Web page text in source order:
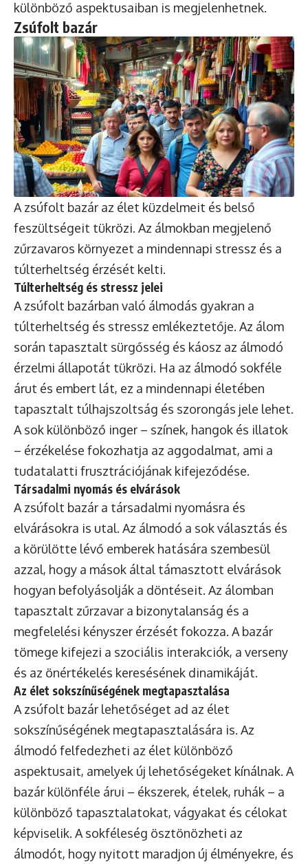
különböző aspektusaiban is megjelenhetnek.
Zsúfolt bazár
A zsúfolt bazár az élet küzdelmeit és belső
feszültségeit tükrözi. Az álmokban megjelenő
zűrzavaros környezet a mindennapi stressz és a
túlterheltség érzését kelti.
Túlterheltség és stressz jelei
A zsúfolt bazárban való álmodás gyakran a
túlterheltség és stressz emlékeztetője. Az álom
során tapasztalt sürgősség és káosz az álmodó
érzelmi állapotát tükrözi. Ha az álmodó sokféle
árut és embert lát, ez a mindennapi életében
tapasztalt túlhajszoltság és szorongás jele lehet.
A sok különböző inger – színek, hangok és illatok
– érzékelése fokozhatja az aggodalmat, ami a
tudatalatti frusztrációjának kifejeződése.
Társadalmi nyomás és elvárások
A zsúfolt bazár a társadalmi nyomásra és
elvárásokra is utal. Az álmodó a sok választás és
a körülötte lévő emberek hatására szembesül
azzal, hogy a mások által támasztott elvárások
hogyan befolyásolják a döntéseit. Az álomban
tapasztalt zűrzavar a bizonytalanság és a
megfelelési kényszer érzését fokozza. A bazár
tömege kifejezi a szociális interakciók, a verseny
és az önértékelés keresésének dinamikáját.
Az élet sokszínűségének megtapasztalása
A zsúfolt bazár lehetőséget ad az élet
sokszínűségének megtapasztalására is. Az
álmodó felfedezheti az élet különböző
aspektusait, amelyek új lehetőségeket kínálnak. A
bazár különféle árui – ékszerek, ételek, ruhák – a
különböző tapasztalatokat, vágyakat és célokat
képviselik. A sokféleség ösztönözheti az
álmodót, hogy nyitott maradjon új élményekre, és